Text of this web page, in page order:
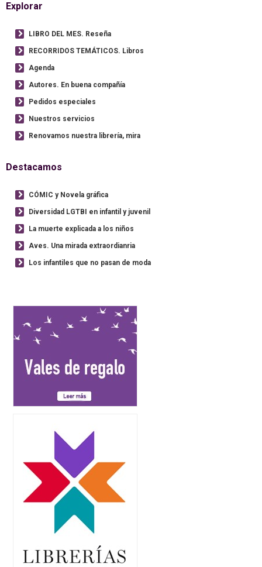
Explorar
LIBRO DEL MES. Reseña
RECORRIDOS TEMÁTICOS. Libros
Agenda
Autores. En buena compañía
Pedidos especiales
Nuestros servicios
Renovamos nuestra librería, mira
Destacamos
CÓMIC y Novela gráfica
Diversidad LGTBI en infantil y juvenil
La muerte explicada a los niños
Aves. Una mirada extraordianria
Los infantiles que no pasan de moda